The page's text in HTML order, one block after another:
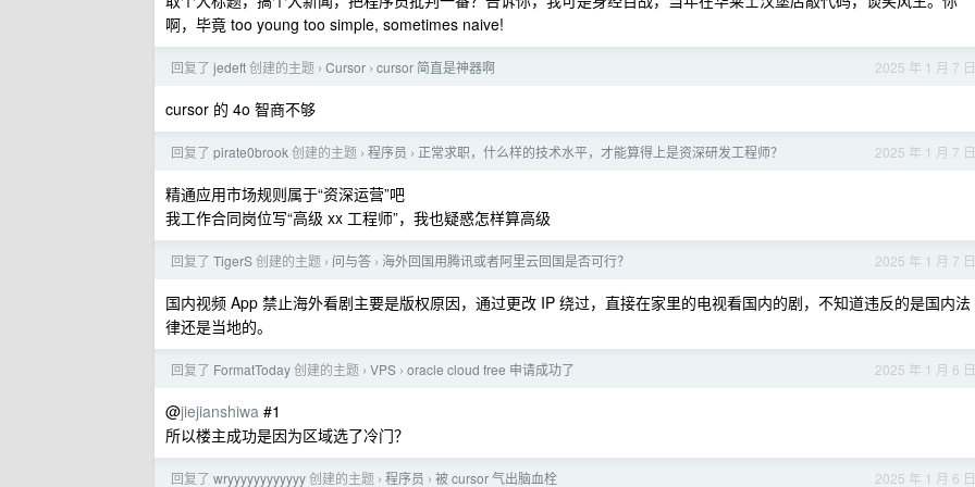
啊，毕竟 too young too simple, sometimes naive!
2025 年 1 月 7 日
回复了 jedeft创建的主题 › Cursor › cursor 简直是神器啊
cursor 的 4o 智商不够
2025 年 1 月 7 日
回复了 pirate0brook创建的主题 › 程序员 › 正常求职，什么样的技术水平，才能算得上是资深研发工程师？
精通应用市场规则属于“资深运营”吧
我工作合同岗位写“高级 xx 工程师”，我也疑惑怎样算高级
2025 年 1 月 7 日
回复了 TigerS创建的主题 › 问与答 › 海外回国用腾讯或者阿里云回国是否可行？
国内视频 App 禁止海外看剧主要是版权原因，通过更改 IP 绕过，直接在家里的电视看国内的剧，不知道违反的是国内法
律还是当地的。
2025 年 1 月 6 日
回复了 FormatToday创建的主题 › VPS › oracle cloud free 申请成功了
@jiejianshiwa #1
所以楼主成功是因为区域选了冷门？
2025 年 1 月 6 日
回复了 wryyyyyyyyyyyy创建的主题 › 程序员 › 被 cursor 气出脑血栓